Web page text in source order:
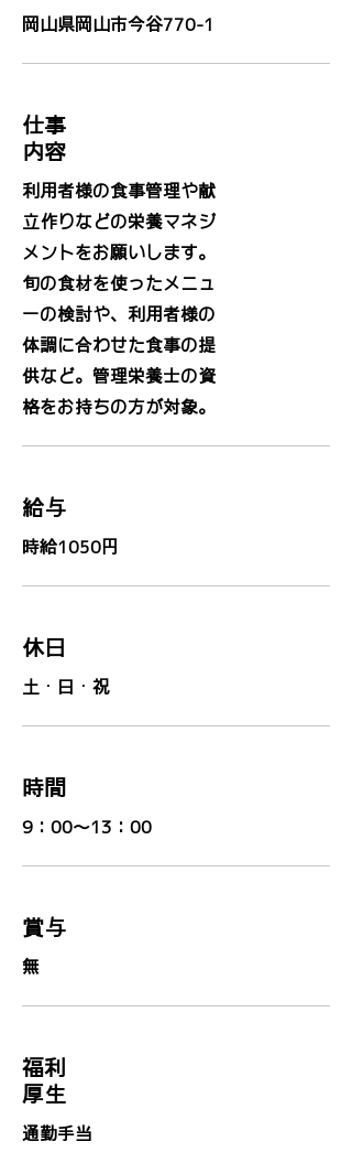
岡山県岡山市今谷770-1
​仕事
内容
利用者様の食事管理や献
立作りなどの栄養マネジ
メントをお願いします。
旬の食材を使ったメニュ
ーの検討や、利用者様の
体調に合わせた食事の提
供など。管理栄養士の資
格をお持ちの方が対象。
給与
時給1050円
休日
土・日・祝
時間
9：00～13：00
賞与
無
福利
厚生
通勤手当